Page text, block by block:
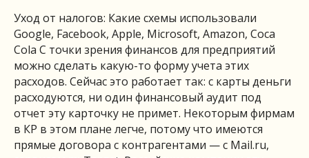
Уход от налогов: Какие схемы использовали
Google, Facebook, Apple, Microsoft, Amazon, Cocа
Cola С точки зрения финансов для предприятий
можно сделать какую-то форму учета этих
расходов. Сейчас это работает так: с карты деньги
расходуются, ни один финансовый аудит под
отчет эту карточку не примет. Некоторым фирмам
в КР в этом плане легче, потому что имеются
прямые договора с контрагентами — с Mail.ru,